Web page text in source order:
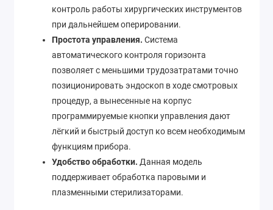
контроль работы хирургических инструментов
при дальнейшем оперировании.
Простота управления. Система
автоматического контроля горизонта
позволяет с меньшими трудозатратами точно
позиционировать эндоскоп в ходе смотровых
процедур, а вынесенные на корпус
программируемые кнопки управления дают
лёгкий и быстрый доступ ко всем необходимым
функциям прибора.
Удобство обработки. Данная модель
поддерживает обработка паровыми и
плазменными стерилизаторами.